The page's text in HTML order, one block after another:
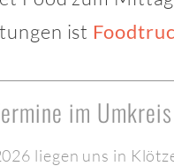
ist
im
liegen uns in